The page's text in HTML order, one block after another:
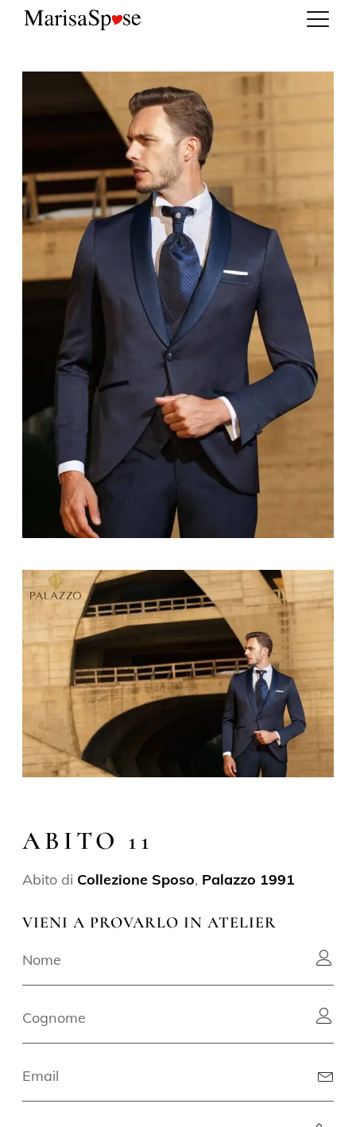
ABITO 11
Abito di Collezione Sposo, Palazzo 1991
VIENI A PROVARLO IN ATELIER